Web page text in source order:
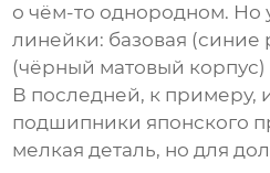
о чём-то однородном. Но
линейки: базовая (синие
(чёрный матовый корпус)
В последней, к примеру,
подшипники японского
мелкая деталь, но для